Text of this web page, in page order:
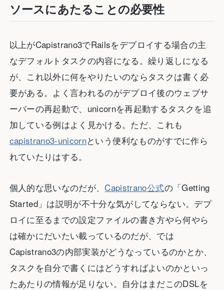
ソースにあたることの必要性
以上がCapistrano3でRailsをデプロイする場合の主
なデフォルトタスクの内容になる。繰り返しになる
が、これ以外に何をやりたいのならタスクは書く必
要がある。よく言われるのがデプロイ後のウェブサ
ーバーの再起動で、unicornを再起動するタスクを追
加している例はよく見かける。ただ、これも
capistrano3-unicornという便利なものがすでに作ら
れていたりはする。
個人的な思いなのだが、Capistrano公式の「Getting
Started」は説明が不十分な気がしてならない。デプ
ロイに至るまでの設定ファイルの書き方やら何やら
は確かにだいたい載っているのだが、では
Capistrano3の内部実装がどうなっているのかとか、
タスクを自分で書くにはどうすればよいのかといっ
たあたりの情報が足りない。自分はまだこのDSLを